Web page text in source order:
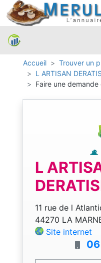
Accueil Trouver un
L ARTISAN
Faire une
L
11 rue de l
44270 LA
Site internet